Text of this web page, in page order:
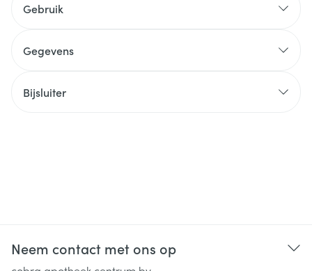
Gebruik
Gegevens
Bijsluiter
Neem contact met ons op